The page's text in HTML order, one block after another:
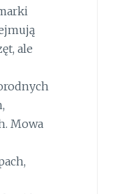
ale
Mowa